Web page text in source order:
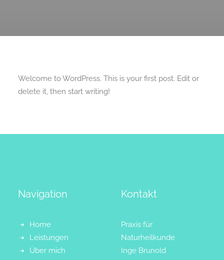
Welcome to WordPress. This is your first post. Edit or
delete it, then start writing!
Navigation
Home
Leistungen
Über mich
Kontakt
Praxis für
Naturheilkunde
Inge Brunold